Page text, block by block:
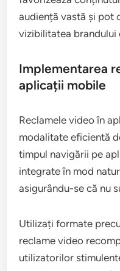
utilizatorilor pe
consumat și mai
esențiale fără a
Considerați
precum TikTok sau
audiență vastă și pot
vizibilitatea brandului
Implementarea
aplicații mobile
Reclamele video în
modalitate eficientă
timpul navigării pe